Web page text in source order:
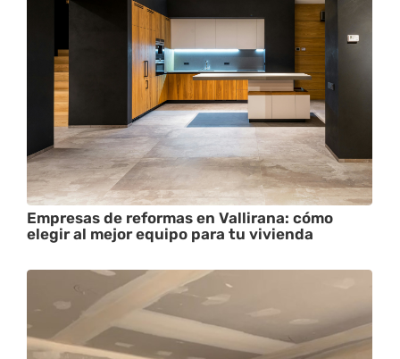
Empresas de reformas en Vallirana: cómo
elegir al mejor equipo para tu vivienda